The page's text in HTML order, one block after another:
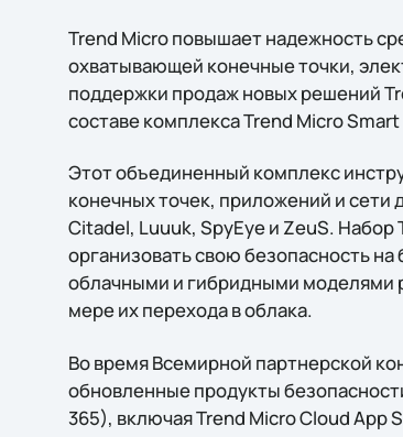
Trend Micro повышает надежность
охватывающей конечные точки,
поддержки продаж новых решений
составе комплекса Trend Micro
Этот объединенный комплекс
конечных точек, приложений и сети
Citadel, Luuuk, SpyEye и ZeuS.
организовать свою безопасность
облачными и гибридными моделями
мере их перехода в облака.
Во время Всемирной партнерской
обновленные продукты
365), включая Trend Micro Cloud App